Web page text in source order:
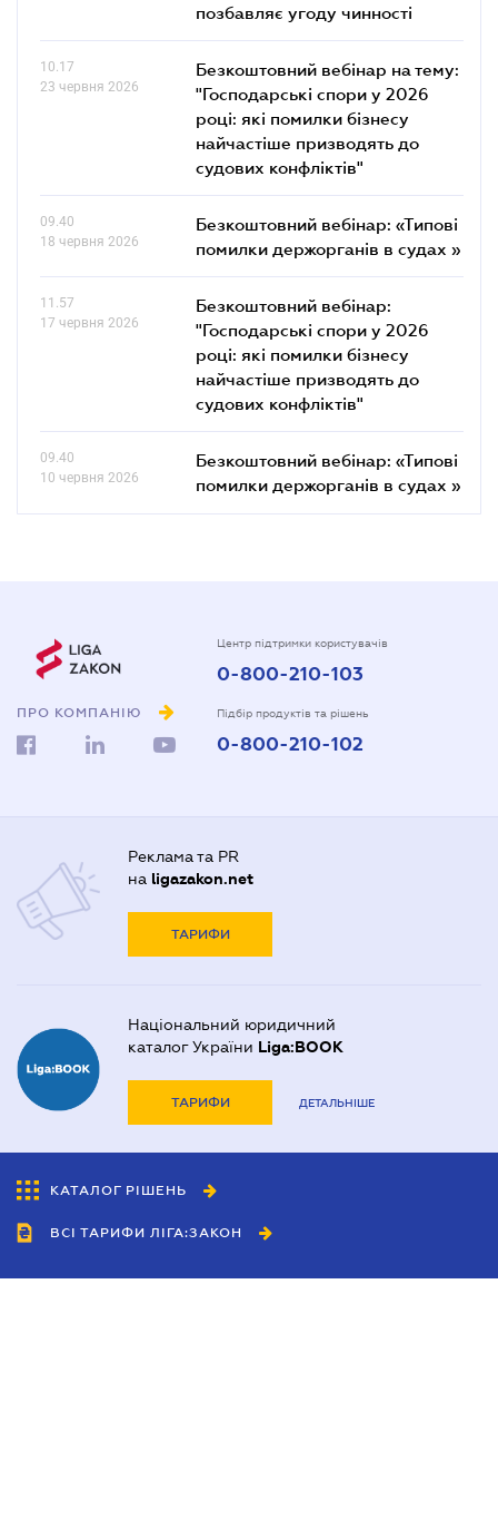
позбавляє угоду чинності
10.17
23 червня 2026
Безкоштовний вебінар на тему:
"Господарські спори у 2026
році: які помилки бізнесу
найчастіше призводять до
судових конфліктів"
09.40
18 червня 2026
Безкоштовний вебінар: «Типові
помилки держорганів в судах »
11.57
17 червня 2026
Безкоштовний вебінар:
"Господарські спори у 2026
році: які помилки бізнесу
найчастіше призводять до
судових конфліктів"
09.40
10 червня 2026
Безкоштовний вебінар: «Типові
помилки держорганів в судах »
ПРО КОМПАНІЮ
Центр підтримки користувачів
0-800-210-103
Підбір продуктів та рішень
0-800-210-102
Реклама та PR
на ligazakon.net
ТАРИФИ
Національний юридичний
каталог України Liga:BOOK
ТАРИФИ ДЕТАЛЬНІШЕ
КАТАЛОГ РІШЕНЬ
ВСІ ТАРИФИ ЛІГА:ЗАКОН